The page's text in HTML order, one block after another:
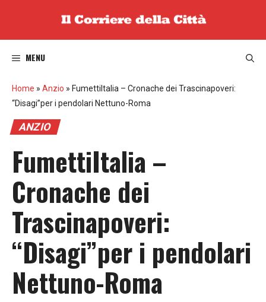
MENU
Home » Anzio » FumettiItalia – Cronache dei Trascinapoveri:
“Disagi”per i pendolari Nettuno-Roma
ANZIO
FumettiItalia –
Cronache dei
Trascinapoveri:
“Disagi”per i pendolari
Nettuno-Roma